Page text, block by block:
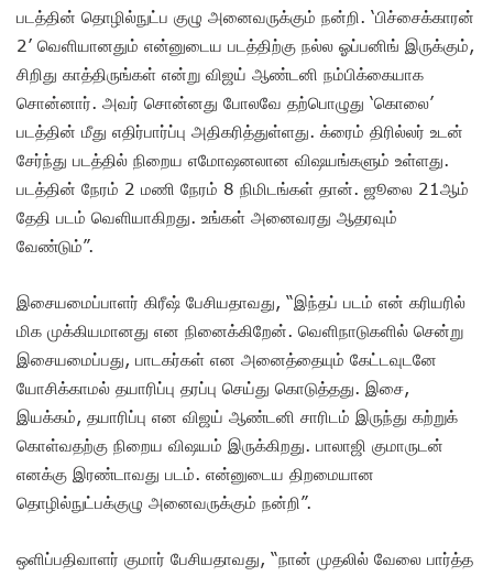
படத்தின் தொழில்நுட்ப குழு அனைவருக்கும் நன்றி. ‘பிச்சைக்காரன்
2’ வெளியானதும் என்னுடைய படத்திற்கு நல்ல ஓப்பனிங் இருக்கும்,
சிறிது காத்திருங்கள் என்று விஜய் ஆண்டனி நம்பிக்கையாக
சொன்னார். அவர் சொன்னது போலவே தற்பொழுது ‘கொலை’
படத்தின் மீது எதிர்பார்ப்பு அதிகரித்துள்ளது. க்ரைம் திரில்லர் உடன்
சேர்ந்து படத்தில் நிறைய எமோஷனலான விஷயங்களும் உள்ளது.
படத்தின் நேரம் 2 மணி நேரம் 8 நிமிடங்கள் தான். ஜூலை 21ஆம்
தேதி படம் வெளியாகிறது. உங்கள் அனைவரது ஆதரவும்
வேண்டும்”.
இசையமைப்பாளர் கிரீஷ் பேசியதாவது, “இந்தப் படம் என் கரியரில்
மிக முக்கியமானது என நினைக்கிறேன். வெளிநாடுகளில் சென்று
இசையமைப்பது, பாடகர்கள் என அனைத்தையும் கேட்டவுடனே
யோசிக்காமல் தயாரிப்பு தரப்பு செய்து கொடுத்தது. இசை,
இயக்கம், தயாரிப்பு என விஜய் ஆண்டனி சாரிடம் இருந்து கற்றுக்
கொள்வதற்கு நிறைய விஷயம் இருக்கிறது. பாலாஜி குமாருடன்
எனக்கு இரண்டாவது படம். என்னுடைய திறமையான
தொழில்நுட்பக்குழு அனைவருக்கும் நன்றி”.
ஒளிப்பதிவாளர் குமார் பேசியதாவது, “நான் முதலில் வேலை பார்த்த